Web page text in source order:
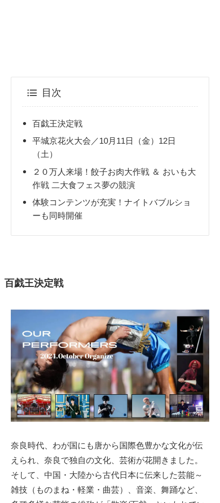
目次
百戯王決定戦
平城京花火大会／10月11日（金）12日
（土）
２０万人来場！餃子お肉大作戦 ＆ おいも大
作戦 二大食フェス夢の競演
体験コンテンツが充実！ナイトバブルショ
ーも同時開催
百戯王決定戦
奈良時代、わが国にも唐から国際色豊かな文化が伝
えられ、奈良で独自の文化、芸術が花開きました。
そして、中国・大陸から古代日本に伝来した芸能～
雑技（ものまね・軽業・曲芸）、音楽、舞踊など、